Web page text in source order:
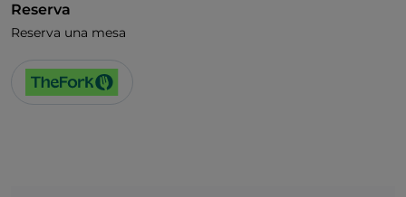
Reserva
Reserva una mesa